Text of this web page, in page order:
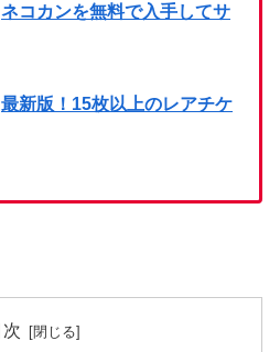
ネコカンを無料で入手してサ
最新版！15枚以上のレアチケ
次